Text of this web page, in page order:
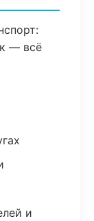
— всё
и